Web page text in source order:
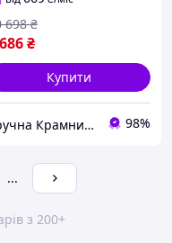
₴
698 ₴
Купити
Зручна Крамниця 98%
...
з 200+